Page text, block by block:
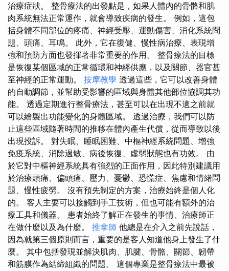
治療症狀。 整骨療法的出發點是，如果人體內的骨骼和肌
肉系統無法正常運作，就會導致疾病的發生。 例如，這包
括身體不同部位的疼痛、神經受壓、運動傷害、消化系統問
題、頭痛、耳鳴。 此外，它在復健、慢性病治療、表現增
強和預防方面也發揮著非常重要的作用。 整骨療法的目標
是恢復某個區域的正常循環和神經供應，以及關節、器官甚
至神經的正常運動。 按摩教學 透過這些，它可以改善身體
的自動調節，並幫助受影響的區域與身體其他部位協調其功
能。 透過定期進行整骨療法，甚至可以在出現不適之前就
可以繪製出功能變化的身體區域。 透過治療，我們可以防
止這些區域隨著時間的推移在體內產生代償，從而導致以後
出現投訴。 對失眠、睡眠困難、中樞神經系統問題、增強
免疫系統、消除過敏、病後恢復、虛弱狀態也有功效。 由
於它對中樞神經系統具有強烈的正面作用，因此特別建議用
於治療頭痛、偏頭痛、壓力、憂鬱、恐慌症、焦慮和情緒問
題、慢性疲勞。 沒有預先制定的方案，治療始終是個人化
的。 客人主要可以接觸到手工技術，但也可能有額外的治
療工具和儀器。 患者始終了解正在發生的事情、治療師正
在做什麼以及為什麼。 推拿師 他總是在介入之前先說話，
因為就第三個原則而言，重要的是客人知道他身上發生了什
麼。 其中包括發現並解決肌肉、肌腱、骨骼、關節、韌帶
和筋膜作為結締組織的問題。 這個專業是整骨療法中最被